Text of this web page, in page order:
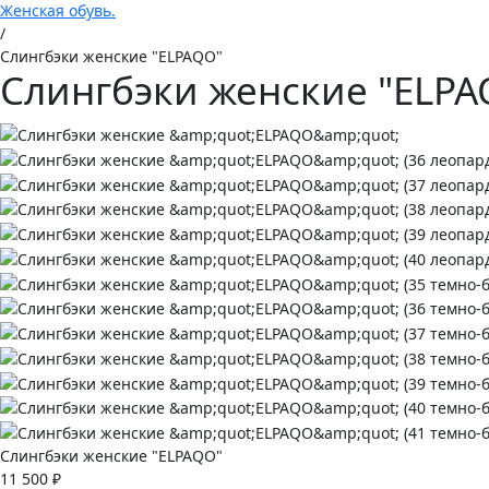
Женская обувь.
/
Слингбэки женские "ELPAQO"
Слингбэки женские
Слингбэки женские "ELPAQO"
11 500 ₽